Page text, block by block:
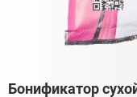
Бонификатор